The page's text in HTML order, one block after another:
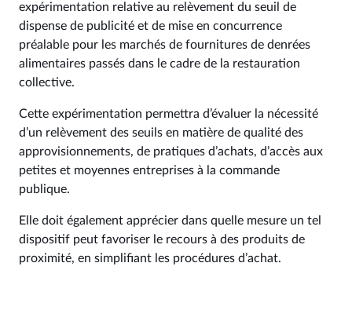
expérimentation relative au relèvement du seuil de
dispense de publicité et de mise en concurrence
préalable pour les marchés de fournitures de denrées
alimentaires passés dans le cadre de la restauration
collective.
Cette expérimentation permettra d’évaluer la nécessité
d’un relèvement des seuils en matière de qualité des
approvisionnements, de pratiques d’achats, d’accès aux
petites et moyennes entreprises à la commande
publique.
Elle doit également apprécier dans quelle mesure un tel
dispositif peut favoriser le recours à des produits de
proximité, en simplifiant les procédures d’achat.